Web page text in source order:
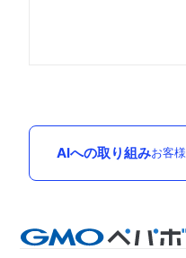
AIへの取り組みお客